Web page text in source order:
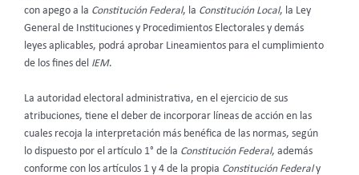
con apego a la Constitución Federal, la Constitución Local, la Ley
General de Instituciones y Procedimientos Electorales y demás
leyes aplicables, podrá aprobar Lineamientos para el cumplimiento
de los fines del IEM.
La autoridad electoral administrativa, en el ejercicio de sus
atribuciones, tiene el deber de incorporar líneas de acción en las
cuales recoja la interpretación más benéfica de las normas, según
lo dispuesto por el artículo 1° de la Constitución Federal, además
conforme con los artículos 1 y 4 de la propia Constitución Federaly